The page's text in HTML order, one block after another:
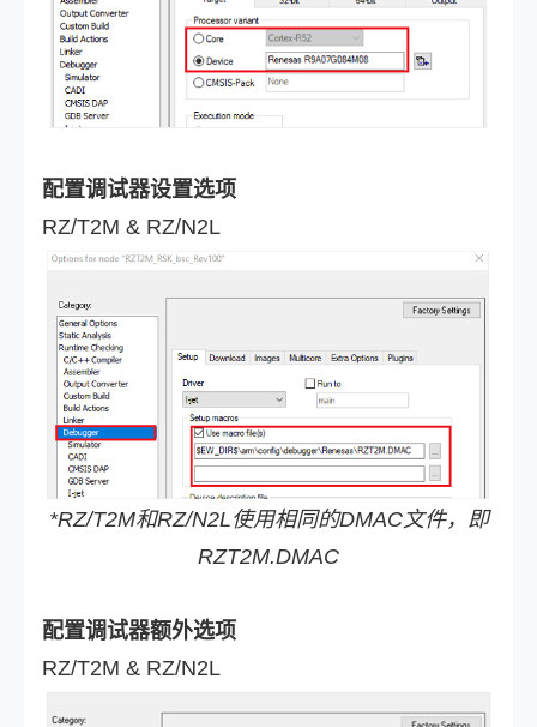
配置调试器设置选项
RZ/T2M & RZ/N2L
*RZ/T2M和RZ/N2L使用相同的DMAC文件，即
RZT2M.DMAC
配置调试器额外选项
RZ/T2M & RZ/N2L